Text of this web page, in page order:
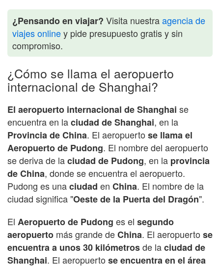
¿Pensando en viajar? Visita nuestraagencia de
viajes onliney pide presupuesto gratis y sin
compromiso.
¿Cómo se llama el aeropuerto
internacional de Shanghai?
El aeropuerto internacional de Shanghai se
encuentra en laciudad de Shanghai, en la
Provincia de China. El aeropuerto se llama el
Aeropuerto de Pudong. El nombre del aeropuerto
se deriva de laciudad de Pudong, en la provincia
de China, donde se encuentra el aeropuerto.
Pudong es unaciudad en China. El nombre de la
ciudad significa "Oeste de la Puerta del Dragón".
El Aeropuerto de Pudong es el segundo
aeropuerto más grande deChina. El aeropuerto se
encuentra a unos 30 kilómetrosde laciudad de
Shanghai. El aeropuerto se encuentra en el área